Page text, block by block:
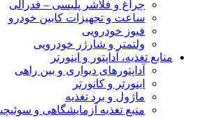
چراغ و فلاشر پلیسی – فدرالی
ساعت و تجهیزات کابین خودرو
فیوز خودرویی
ولتمتر و شارژر خودرویی
منابع تغذیه، آداپتور و اینورتر
آداپتورهای دیواری و بین راهی
اینورتر و کانورتر
ماژول و برد تغذیه
منبع تغذیه آزمایشگاهی و